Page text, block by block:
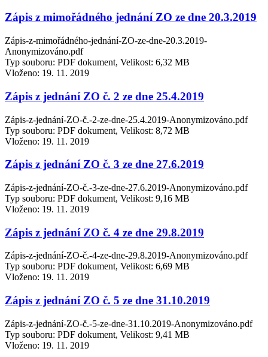
Zápis z mimořádného jednání ZO ze dne 20.3.2019
Zápis-z-mimořádného-jednání-ZO-ze-dne-20.3.2019-
Anonymizováno.pdf
Typ souboru: PDF dokument, Velikost: 6,32 MB
Vloženo: 19. 11. 2019
Zápis z jednání ZO č. 2 ze dne 25.4.2019
Zápis-z-jednání-ZO-č.-2-ze-dne-25.4.2019-Anonymizováno.pdf
Typ souboru: PDF dokument, Velikost: 8,72 MB
Vloženo: 19. 11. 2019
Zápis z jednání ZO č. 3 ze dne 27.6.2019
Zápis-z-jednání-ZO-č.-3-ze-dne-27.6.2019-Anonymizováno.pdf
Typ souboru: PDF dokument, Velikost: 9,16 MB
Vloženo: 19. 11. 2019
Zápis z jednání ZO č. 4 ze dne 29.8.2019
Zápis-z-jednání-ZO-č.-4-ze-dne-29.8.2019-Anonymizováno.pdf
Typ souboru: PDF dokument, Velikost: 6,69 MB
Vloženo: 19. 11. 2019
Zápis z jednání ZO č. 5 ze dne 31.10.2019
Zápis-z-jednání-ZO-č.-5-ze-dne-31.10.2019-Anonymizováno.pdf
Typ souboru: PDF dokument, Velikost: 9,41 MB
Vloženo: 19. 11. 2019